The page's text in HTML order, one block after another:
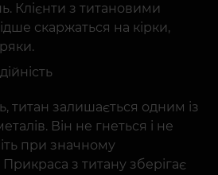
Клієнти з титановими
скаржаться на кірки,
титан залишається одним із
Він не гнеться і не
при значному
з титану зберігає